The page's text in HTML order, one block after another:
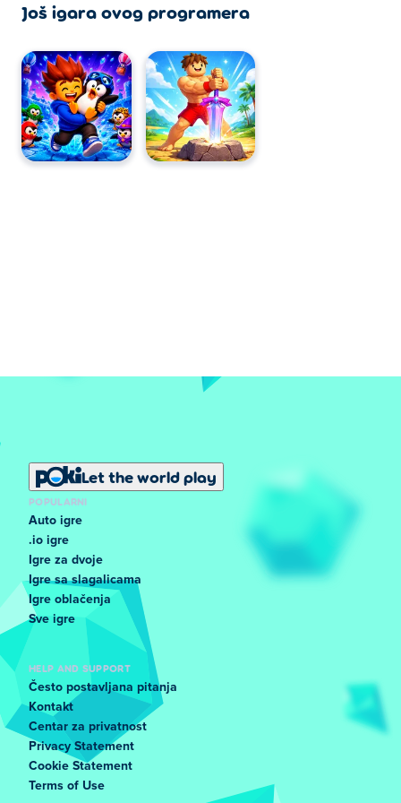
Još igara ovog programera
Let the world play
POPULARNI
Auto igre
.io igre
Igre za dvoje
Igre sa slagalicama
Igre oblačenja
Sve igre
HELP AND SUPPORT
Često postavljana pitanja
Kontakt
Centar za privatnost
Privacy Statement
Cookie Statement
Terms of Use